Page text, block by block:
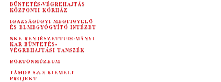
BÜNTETÉS-VÉGREHAJTÁS
KÖZPONTI KÓRHÁZ
IGAZSÁGÜGYI MEGFIGYELŐ
ÉS ELMEGYÓGYÍTÓ INTÉZET
NKE RENDÉSZETTUDOMÁNYI
KAR BÜNTETÉS-
VÉGREHAJTÁSI TANSZÉK
BÖRTÖNMÚZEUM
TÁMOP 5.6.3 KIEMELT
PROJEKT